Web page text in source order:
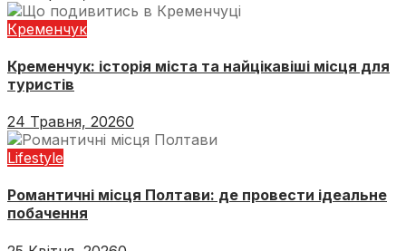
Кременчук
Кременчук: історія міста та найцікавіші місця для
туристів
24 Травня, 20260
Lifestyle
Романтичні місця Полтави: де провести ідеальне
побачення